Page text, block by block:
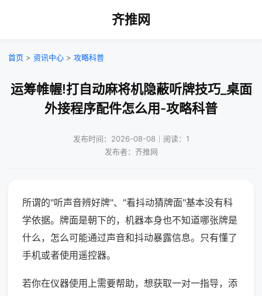
齐推网
首页 > 资讯中心 > 攻略科普
运筹帷幄!打自动麻将机隐蔽听牌技巧_桌面
外接程序配件怎么用-攻略科普
发布时间：2026-08-08｜阅读：1
发布者：齐推网
所谓的"听声音辨好牌"、"看抖动猜牌面"基本没有科
学依据。牌面是朝下的，机器本身也不知道哪张牌是
什么，怎么可能通过声音和抖动暴露信息。只有懂了
手机或者使用遥控器。
若你在仪器使用上需要帮助，想获取一对一指导，添